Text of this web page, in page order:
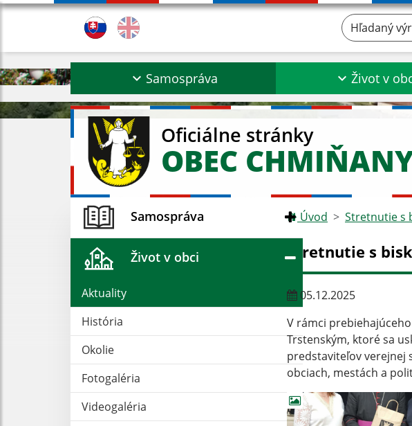
Hľadaný
Samospráva Život v
Oficiálne stránky
OBEC
Samospráva
Život v obci
Aktuality
História
Okolie
Fotogaléria
Videogaléria
Úvod Stretnutie s
Stretnutie s
05.12.2025
V rámci
Trstenským, ktoré sa
predstaviteľov verejnej
obciach, mestách a